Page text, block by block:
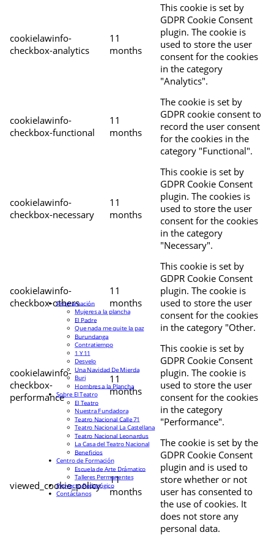
cookielawinfo-
checkbox-analytics
11
months
This cookie is set by
GDPR Cookie Consent
plugin. The cookie is
used to store the user
consent for the cookies
in the category
"Analytics".
cookielawinfo-
checkbox-functional
11
months
The cookie is set by
GDPR cookie consent to
record the user consent
for the cookies in the
category "Functional".
cookielawinfo-
checkbox-necessary
11
months
This cookie is set by
GDPR Cookie Consent
plugin. The cookies is
used to store the user
consent for the cookies
in the category
"Necessary".
cookielawinfo-
checkbox-others
11
months
This cookie is set by
GDPR Cookie Consent
plugin. The cookie is
used to store the user
consent for the cookies
in the category "Other.
cookielawinfo-
checkbox-
performance
11
months
This cookie is set by
GDPR Cookie Consent
plugin. The cookie is
used to store the user
consent for the cookies
in the category
"Performance".
viewed_cookie_policy
11
months
The cookie is set by the
GDPR Cookie Consent
plugin and is used to
store whether or not
user has consented to
the use of cookies. It
does not store any
personal data.
Programación
Mujeres a la plancha
El Padre
Que nada me quite la paz
Burundanga
Contratiempo
1 Y 11
Desvelo
Una Navidad De Mierda
Buri
Hombres a la Plancha
Sobre El Teatro
El Teatro
Nuestra Fundadora
Teatro Nacional Calle 71
Teatro Nacional La Castellana
Teatro Nacional Leonardus
La Casa del Teatro Nacional
Beneficios
Centro de Formación
Escuela de Arte Drámatico
Talleres Permanentes
Proyecto Pedagógico
Contáctanos